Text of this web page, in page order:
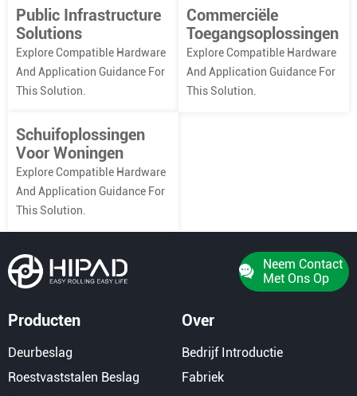
Public Infrastructure
Solutions
Explore Compatible Hardware
And Application Guidance For
This Solution.
Commerciële
Toegangsoplossingen
Explore Compatible Hardware
And Application Guidance For
This Solution.
Schuifoplossingen
Voor Woningen
Explore Compatible Hardware
And Application Guidance For
This Solution.
Neem Contact
Met Ons Op
Producten
Deurbeslag
Roestvaststalen Beslag
Over
Bedrijf Introductie
Fabriek